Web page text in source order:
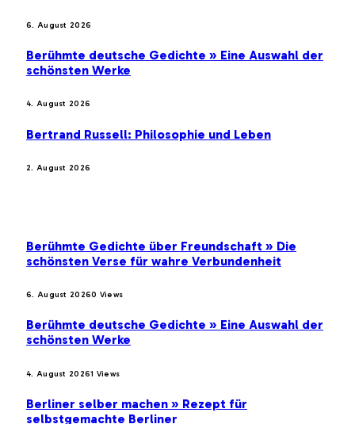
6. August 2026
Berühmte deutsche Gedichte » Eine Auswahl der
schönsten Werke
4. August 2026
Bertrand Russell: Philosophie und Leben
2. August 2026
Berühmte Gedichte über Freundschaft » Die
schönsten Verse für wahre Verbundenheit
6. August 20260 Views
Berühmte deutsche Gedichte » Eine Auswahl der
schönsten Werke
4. August 20261 Views
Berliner selber machen » Rezept für
selbstgemachte Berliner